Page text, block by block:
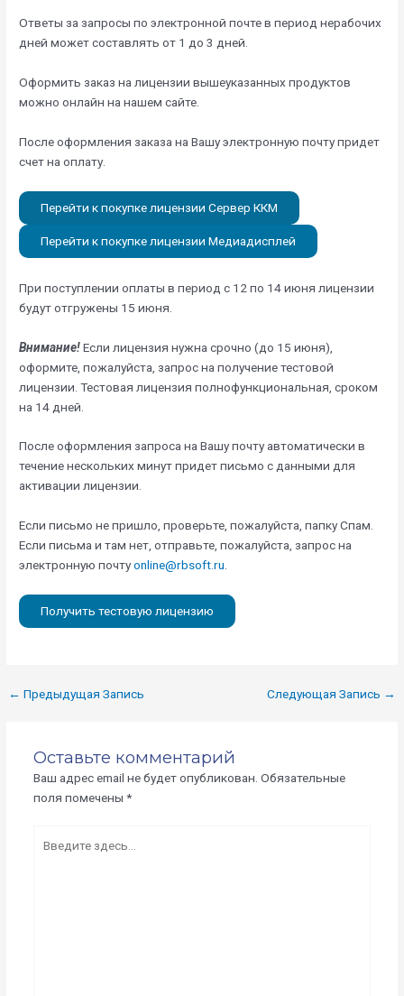
Ответы за запросы по электронной почте в период нерабочих
дней может составлять от 1 до 3 дней.
Оформить заказ на лицензии вышеуказанных продуктов
можно онлайн на нашем сайте.
После оформления заказа на Вашу электронную почту придет
счет на оплату.
Перейти к покупке лицензии Сервер ККМ
Перейти к покупке лицензии Медиадисплей
При поступлении оплаты в период с 12 по 14 июня лицензии
будут отгружены 15 июня.
Внимание!Если лицензия нужна срочно (до 15 июня),
оформите, пожалуйста, запрос на получение тестовой
лицензии. Тестовая лицензия полнофункциональная, сроком
на 14 дней.
После оформления запроса на Вашу почту автоматически в
течение нескольких минут придет письмо с данными для
активации лицензии.
Если письмо не пришло, проверьте, пожалуйста, папку Спам.
Если письма и там нет, отправьте, пожалуйста, запрос на
электронную почтуonline@rbsoft.ru.
Получить тестовую лицензию
← Предыдущая Запись Следующая Запись →
Оставьте комментарий
Ваш адрес email не будет опубликован. Обязательные
поля помечены *
здесь...